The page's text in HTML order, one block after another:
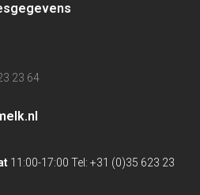
23 64
11:00-17:00 Tel: +31 (0)35 623 23